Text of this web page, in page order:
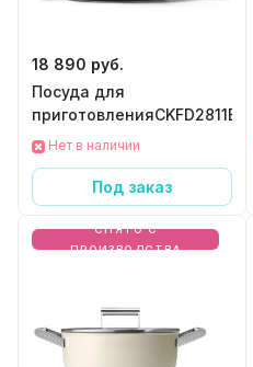
18 890 руб.
Посуда для
приготовленияCKFD2811BLM
Нет в наличии
Под заказ
СНЯТО С
ПРОИЗВОДСТВА